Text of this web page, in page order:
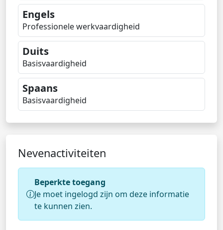
Engels
Professionele werkvaardigheid
Duits
Basisvaardigheid
Spaans
Basisvaardigheid
Nevenactiviteiten
Beperkte toegang
Je moet ingelogd zijn om deze informatie
te kunnen zien.